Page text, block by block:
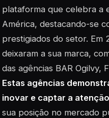
plataforma que celebra a
América, destacando-se
prestigiados do setor. Em
deixaram a sua marca,
das agências BAR Ogilvy,
Estas agências
inovar e captar a
sua posição no mercado